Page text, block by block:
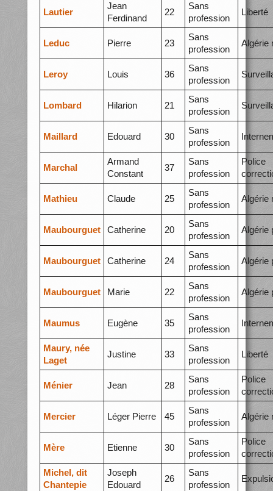
Lautier
Jean
Ferdinand
22
Sans
profession
Liberté
Leduc Pierre 23
Sans
profession
Algérie
Leroy Louis 36
Sans
profession
Lombard Hilarion 21
Sans
profession
Maillard Edouard 30
Sans
profession
Marchal
Armand
Constant
37
Sans
profession
Police
Mathieu Claude 25
Sans
profession
Algérie
Maubourguet Catherine 20
Sans
profession
Algérie
Maubourguet Catherine 24
Sans
profession
Algérie
Maubourguet Marie 22
Sans
profession
Algérie
Maumus Eugène 35
Sans
profession
Maury, née
Laget
Justine 33
Sans
profession
Liberté
Ménier Jean 28
Sans
profession
Police
Mercier Léger Pierre 45
Sans
profession
Algérie
Mère Etienne 30
Sans
profession
Police
Michel, dit
Chantepie
Joseph
Edouard
26
Sans
profession